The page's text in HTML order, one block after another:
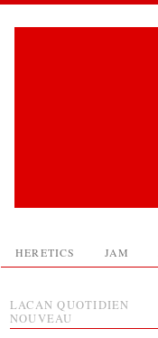
HERETICS JAM
LACAN QUOTIDIEN
NOUVEAU